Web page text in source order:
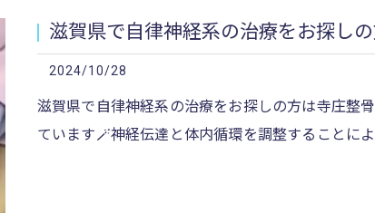
滋賀県で自律神経系の治療をお探し
2024/10/28
滋賀県で自律神経系の治療をお探しの方は寺庄整
ています🪄神経伝達と体内循環を調整することに